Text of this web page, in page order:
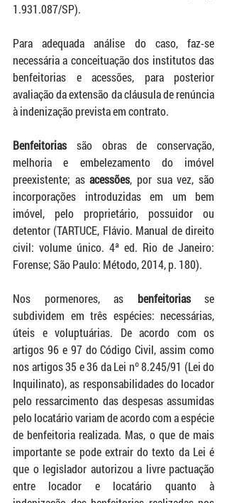
1.931.087/SP).
Para adequada análise do caso, faz-se
necessária a conceituação dos institutos das
benfeitorias e acessões, para posterior
avaliação da extensão da cláusula de renúncia
à indenização prevista em contrato.
Benfeitorias são obras de conservação,
melhoria e embelezamento do imóvel
preexistente; as acessões, por sua vez, são
incorporações introduzidas em um bem
imóvel, pelo proprietário, possuidor ou
detentor (TARTUCE, Flávio. Manual de direito
civil: volume único. 4ª ed. Rio de Janeiro:
Forense; São Paulo: Método, 2014, p. 180).
Nos pormenores, as benfeitorias se
subdividem em três espécies: necessárias,
úteis e voluptuárias. De acordo com os
artigos 96 e 97 do Código Civil, assim como
nos artigos 35 e 36 da Lei nº 8.245/91 (Lei do
Inquilinato), as responsabilidades do locador
pelo ressarcimento das despesas assumidas
pelo locatário variam de acordo com a espécie
de benfeitoria realizada. Mas, o que de mais
importante se pode extrair do texto da Lei é
que o legislador autorizou a livre pactuação
entre locador e locatário quanto à